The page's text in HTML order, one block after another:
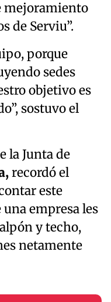
mejoramiento
de Serviu”.
porque
sedes
objetivo es
sostuvo el
la Junta de
recordó el
este
empresa les
y techo,
netamente